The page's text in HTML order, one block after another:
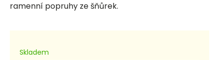
ramenní popruhy ze šňůrek.
Skladem